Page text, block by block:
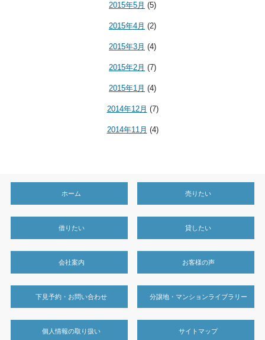
2015年5月 (5)
2015年4月 (2)
2015年3月 (4)
2015年2月 (7)
2015年1月 (4)
2014年12月 (7)
2014年11月 (4)
ホーム 売りたい
借りたい 貸したい
会社案内 お客様の声
下見予約・お問い合わせ 分譲地・マンションライブラリー
個人情報の取り扱い サイトマップ